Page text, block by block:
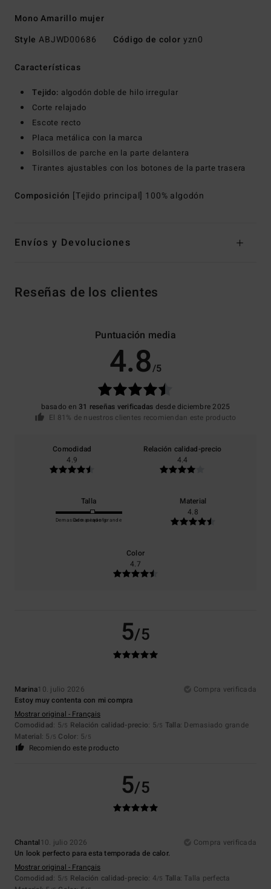
Mono Amarillo mujer
Style ABJWD00686 Código de color yzn0
Características
Tejido: algodón doble de hilo irregular
Corte relajado
Escote recto
Placa metálica con la marca
Bolsillos de parche en la parte delantera
Tirantes ajustables con los botones de la parte trasera
Composición [Tejido principal] 100% algodón
Envíos y Devoluciones
Reseñas de los clientes
Puntuación media
4.8/5
basado en 31 reseñas verificadas desde diciembre 2025
El 81% de nuestros clientes recomiendan este producto
Comodidad
4.9
Relación calidad-precio
4.4
Talla
Demasiado pequeño
Demasiado grande
Material
4.8
Color
4.7
5/5
Marina10. julio 2026
Compra verificada
Estoy muy contenta con mi compra
Mostrar original - Français
Comodidad: 5/5 Relación calidad-precio: 5/5 Talla: Demasiado grande
Material: 5 /5 Color: 5/5
Recomiendo este producto
5/5
Chantal 10. julio 2026
Compra verificada
Un look perfecto para esta temporada de calor.
Mostrar original - Français
Comodidad: 5/5 Relación calidad-precio: 4/5 Talla: Talla perfecta